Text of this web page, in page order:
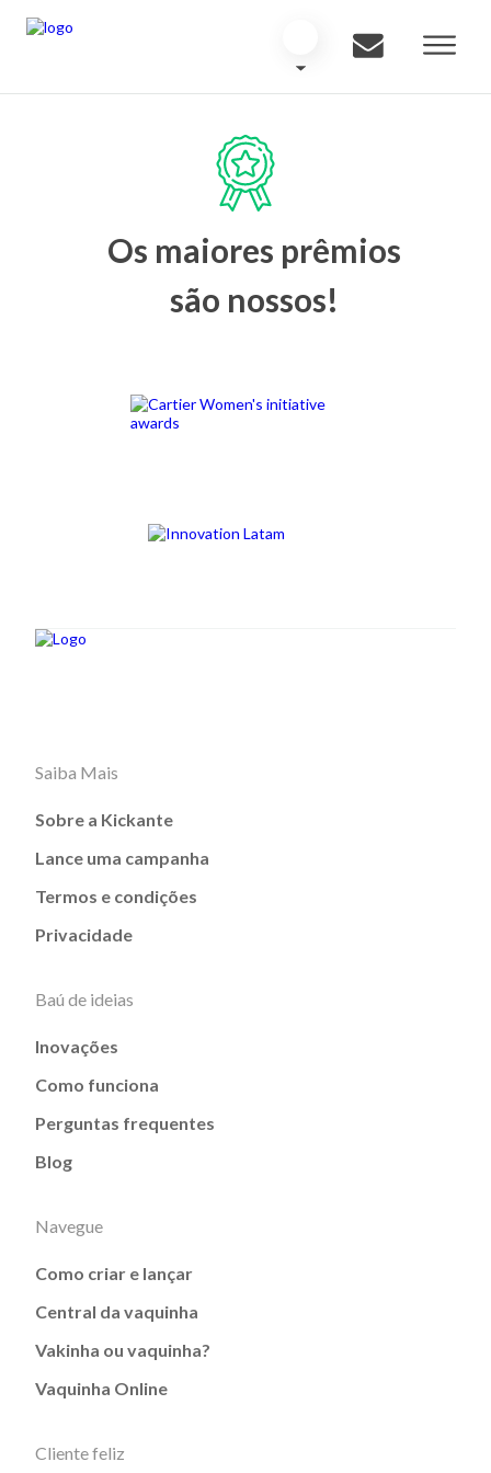
Os maiores prêmios
são nossos!
Saiba Mais
Sobre a Kickante
Lance uma campanha
Termos e condições
Privacidade
Baú de ideias
Inovações
Como funciona
Perguntas frequentes
Blog
Navegue
Como criar e lançar
Central da vaquinha
Vakinha ou vaquinha?
Vaquinha Online
Cliente feliz